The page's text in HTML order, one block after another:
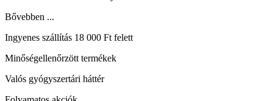
Bővebben ...
Ingyenes szállítás 18 000 Ft felett
Minőségellenőrzött termékek
Valós gyógyszertári háttér